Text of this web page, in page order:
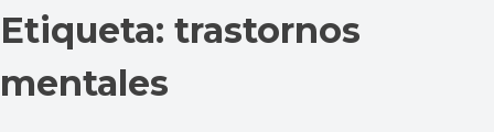
Etiqueta: trastornos
mentales